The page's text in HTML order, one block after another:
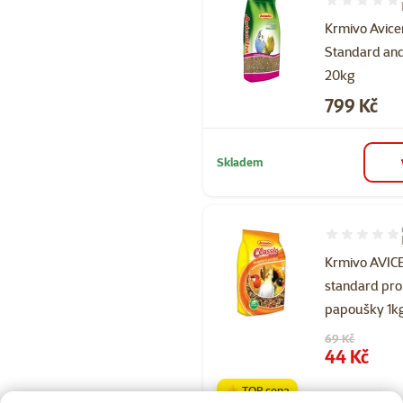
Krmivo
Standard
20kg
Hodnocení
Cena
799 Kč
Skladem
Krmivo
standard
papoušky
Hodnocení
Původní cena
69 Kč
Cena
44 Kč
👍 TOP cena